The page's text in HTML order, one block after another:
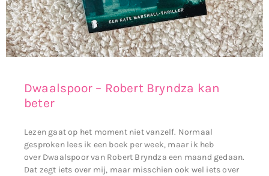
Dwaalspoor – Robert Bryndza kan
beter
Lezen gaat op het moment niet vanzelf. Normaal
gesproken lees ik een boek per week, maar ik heb
over Dwaalspoor van Robert Bryndza een maand gedaan.
Dat zegt iets over mij, maar misschien ook wel iets over